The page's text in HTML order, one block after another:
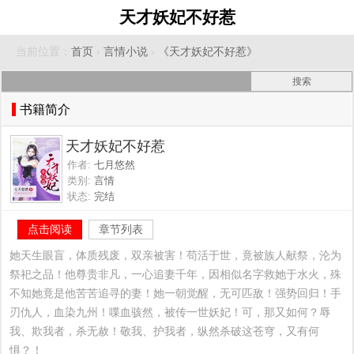
天才妖妃不好惹
当前位置： 首页 › 言情小说 › 《天才妖妃不好惹》
书籍简介
天才妖妃不好惹
作者: 七月悠然
类别: 言情
状态: 完结
点击阅读 章节列表
她天生眼盲，体质残废，双亲被害！苟活于世，竟被族人献祭，沦为
祭祀之品！他尊贵非凡，一心追妻千年，因相似名字救她于水火，殊
不知她竟是他苦苦追寻的妻！她一朝觉醒，无可匹敌！强势回归！手
刃仇人，血染九州！喋血骇然，被传一世妖妃！可，那又如何？辱
我、欺我者，杀无赦！敬我、护我者，纵然杀破这苍穹，又有何
惧？！